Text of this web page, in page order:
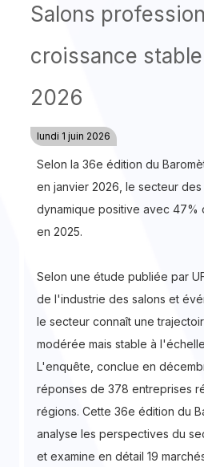
Salons
croissance
2026
lundi 1 juin 2026
Selon la 36e édition du Baromètre mondial UFI publiée
en janvier 2026, le secteur
dynamique positive avec 47%
en 2025.
Selon une étude publiée par
de l'industrie des salons et
le secteur connaît une
modérée mais stable à
L'enquête, conclue en
réponses de 378 entreprises
régions. Cette 36e édition du
analyse les perspectives du
et examine en détail 19